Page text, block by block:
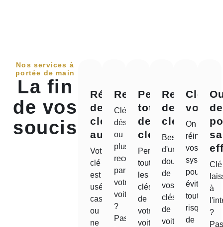
Nos services à
portée de main
La fin
de vos
soucis
Réparation
de
clé
auto
Votre
clé
est
usée,
cassée
ou
ne
Reprogrammation
Clé
désynchronisée
ou
plus
reconnue
par
votre
voiture
?
Pas
Perte
totale
de
clé
Perdu
toutes
les
clés
de
votre
voiture
de
clé
Besoin
d'un
double
de
vos
clés
de
voiture
Clé
volée
On
réinitialise
vos
systèmes
pour
éviter
tout
risque
de
de
Clé
à
?